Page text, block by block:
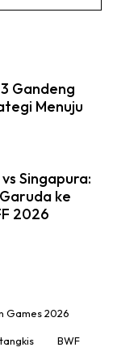
Gandeng
Menuju
Singapura:
ke
2026
Games 2026
BWF